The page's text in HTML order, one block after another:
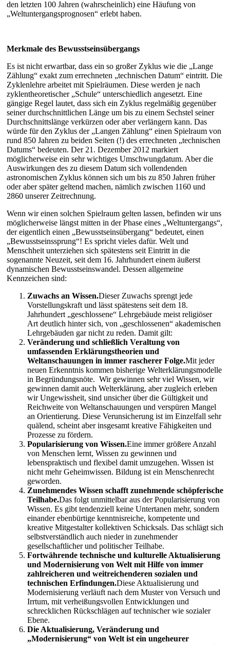
den letzten 100 Jahren (wahrscheinlich) eine Häufung von
„Weltuntergangsprognosen“ erlebt haben.
Merkmale des Bewusstseinsübergangs
Es ist nicht erwartbar, dass ein so großer Zyklus wie die „Lange
Zählung“ exakt zum errechneten „technischen Datum“ eintritt. Die
Zyklenlehre arbeitet mit Spielräumen. Diese werden je nach
zyklentheoretischer „Schule“ unterschiedlich angesetzt. Eine
gängige Regel lautet, dass sich ein Zyklus regelmäßig gegenüber
seiner durchschnittlichen Länge um bis zu einem Sechstel seiner
Durchschnittslänge verkürzen oder aber verlängern kann. Das
würde für den Zyklus der „Langen Zählung“ einen Spielraum von
rund 850 Jahren zu beiden Seiten (!) des errechneten „technischen
Datums“ bedeuten. Der 21. Dezember 2012 markiert
möglicherweise ein sehr wichtiges Umschwungdatum. Aber die
Auswirkungen des zu diesem Datum sich vollendenden
astronomischen Zyklus können sich um bis zu 850 Jahren früher
oder aber später geltend machen, nämlich zwischen 1160 und
2860 unserer Zeitrechnung.
Wenn wir einen solchen Spielraum gelten lassen, befinden wir uns
möglicherweise längst mitten in der Phase eines „Weltuntergangs“,
der eigentlich einen „Bewusstseinsübergang“ bedeutet, einen
„Bewusstseinssprung“! Es spricht vieles dafür. Welt und
Menschheit unterziehen sich spätestens seit Eintritt in die
sogenannte Neuzeit, seit dem 16. Jahrhundert einem äußerst
dynamischen Bewusstseinswandel. Dessen allgemeine
Kennzeichen sind:
Zuwachs an Wissen.Dieser Zuwachs sprengt jede
Vorstellungskraft und lässt spätestens seit dem 18.
Jahrhundert „geschlossene“ Lehrgebäude meist religiöser
Art deutlich hinter sich, von „geschlossenen“ akademischen
Lehrgebäuden gar nicht zu reden. Damit gilt:
Veränderung und schließlich Veraltung von
umfassenden Erklärungstheorien und
Weltanschauungen in immer rascherer Folge.Mit jeder
neuen Erkenntnis kommen bisherige Welterklärungsmodelle
in Begründungsnöte. Wir gewinnen sehr viel Wissen, wir
gewinnen damit auch Welterklärung, aber zugleich erleben
wir Ungewissheit, sind unsicher über die Gültigkeit und
Reichweite von Weltanschauungen und verspüren Mangel
an Orientierung. Diese Verunsicherung ist im Einzelfall sehr
quälend, scheint aber insgesamt kreative Fähigkeiten und
Prozesse zu fördern.
Popularisierung von Wissen.Eine immer größere Anzahl
von Menschen lernt, Wissen zu gewinnen und
lebenspraktisch und flexibel damit umzugehen. Wissen ist
nicht mehr Geheimwissen. Bildung ist ein Menschenrecht
geworden.
Zunehmendes Wissen schafft zunehmende schöpferische
Teilhabe.Das folgt unmittelbar aus der Popularisierung von
Wissen. Es gibt tendenziell keine Untertanen mehr, sondern
einander ebenbürtige kenntnisreiche, kompetente und
kreative Mitgestalter kollektiven Schicksals. Das schlägt sich
selbstverständlich auch nieder in zunehmender
gesellschaftlicher und politischer Teilhabe.
Fortwährende technische und kulturelle Aktualisierung
und Modernisierung von Welt mit Hilfe von immer
zahlreicheren und weitreichenderen sozialen und
technischen Erfindungen.Diese Aktualisierung und
Modernisierung verläuft nach dem Muster von Versuch und
Irrtum, mit verheißungsvollen Entwicklungen und
schrecklichen Rückschlägen auf technischer wie sozialer
Ebene.
Die Aktualisierung, Veränderung und
„Modernisierung“ von Welt ist ein ungeheurer